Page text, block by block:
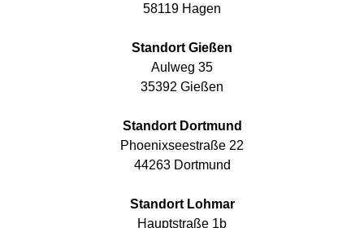
58119 Hagen
Standort Gießen
Aulweg 35
35392 Gießen
Standort Dortmund
Phoenixseestraße 22
44263 Dortmund
Standort Lohmar
Hauptstraße 1b